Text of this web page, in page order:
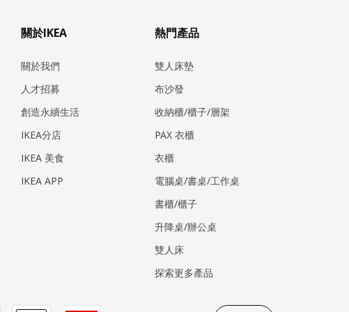
關於IKEA
關於我們
人才招募
創造永續生活
IKEA分店
IKEA 美食
IKEA APP
熱門產品
雙人床墊
布沙發
收納櫃/櫃子/層架
PAX 衣櫃
衣櫃
電腦桌/書桌/工作桌
書櫃/櫃子
升降桌/辦公桌
雙人床
探索更多產品